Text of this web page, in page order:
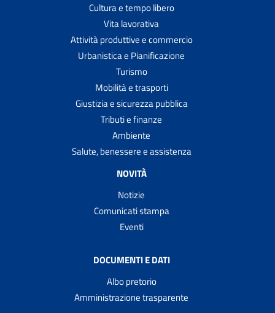
Cultura e tempo libero
Vita lavorativa
Attività produttive e commercio
Urbanistica e Pianificazione
Turismo
Mobilità e trasporti
Giustizia e sicurezza pubblica
Tributi e finanze
Ambiente
Salute, benessere e assistenza
NOVITÀ
Notizie
Comunicati stampa
Eventi
DOCUMENTI E DATI
Albo pretorio
Amministrazione trasparente